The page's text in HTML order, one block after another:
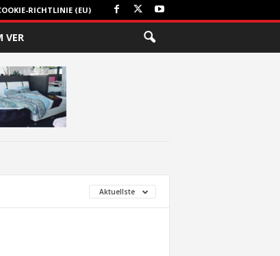
RICHTLINIE (EU)
VER
Aktuellste